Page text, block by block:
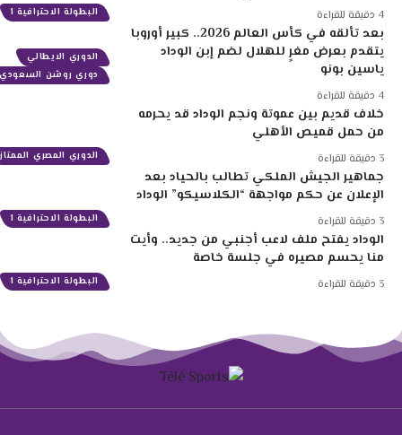
البطولة الاحترافية 1
الدوري الايطالي
دوري روشن السعودي
بعد تألقه في كأس العالم 2026.. كبير أوروبا
يتقدم بعرض مغرٍ للهلال لضم إبن الوداد
ياسين بونو
الدوري المصري الممتاز
خلاف قديم بين عموتة ونجم الوداد قد يحرمه
من حمل قميص الأهلي
البطولة الاحترافية 1
جماهير الجيش الملكي تطالب بالحياد بعد
الإعلان عن حكم مواجهة “الكلاسيكو” الوداد
البطولة الاحترافية 1
الوداد يفتح ملف لاعب أجنبي من جديد.. وأيت
منا يحسم مصيره في جلسة خاصة